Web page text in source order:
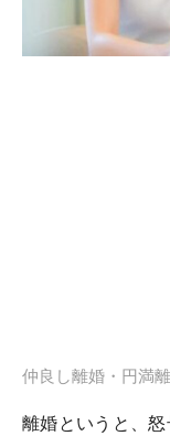
仲良し離婚・円満
離婚というと、